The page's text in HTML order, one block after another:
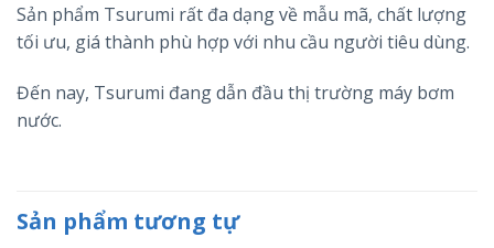
Sản phẩm Tsurumi rất đa dạng về mẫu mã, chất lượng
tối ưu, giá thành phù hợp với nhu cầu người tiêu dùng.
Đến nay, Tsurumi đang dẫn đầu thị trường máy bơm
nước.
Sản phẩm tương tự